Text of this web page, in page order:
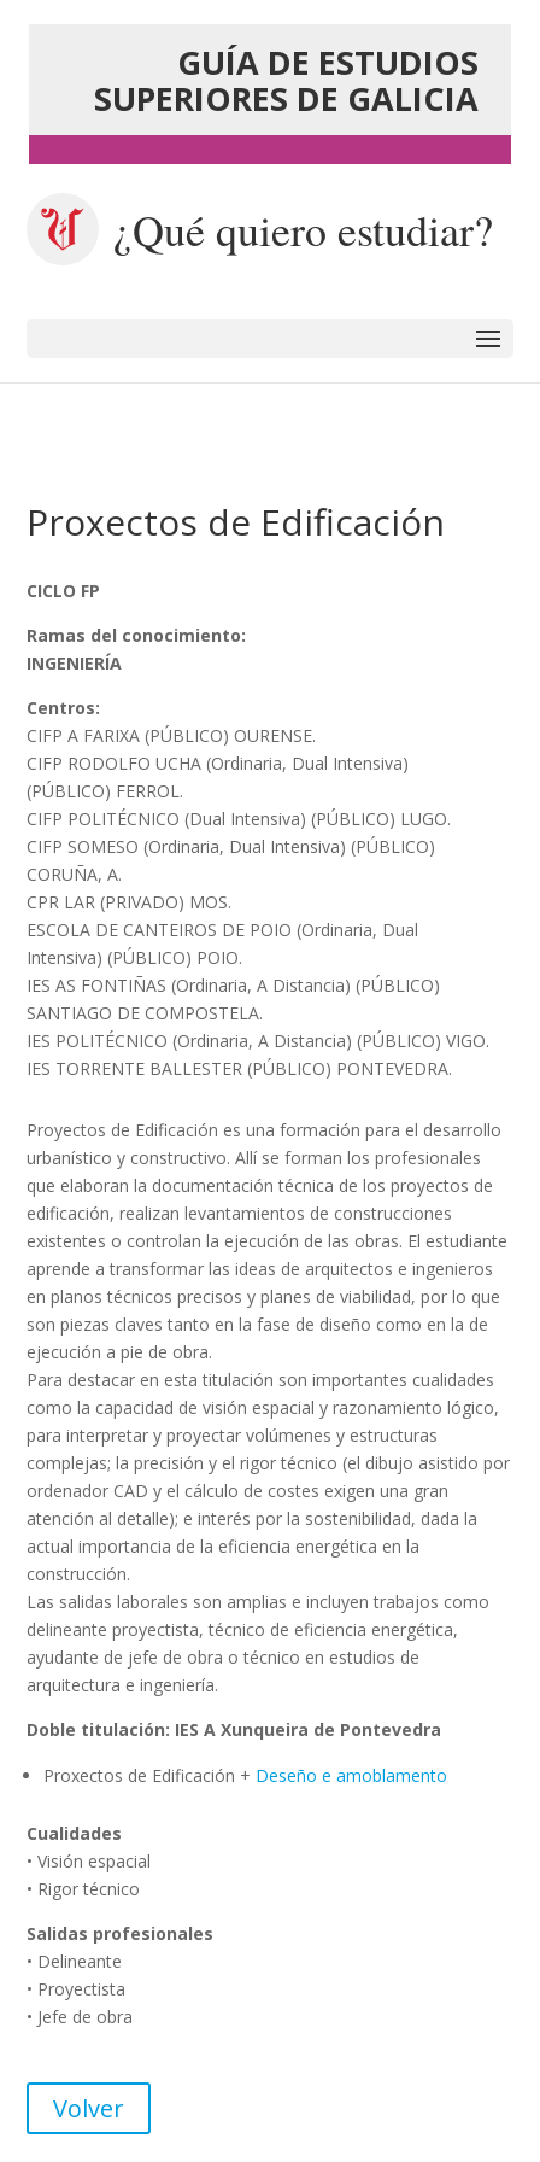
GUÍA DE ESTUDIOS
SUPERIORES DE GALICIA
¿Qué quiero estudiar?
Proxectos de Edificación
CICLO FP
Ramas del conocimiento:
INGENIERÍA
Centros:
CIFP A FARIXA (PÚBLICO) OURENSE.
CIFP RODOLFO UCHA (Ordinaria, Dual Intensiva)
(PÚBLICO) FERROL.
CIFP POLITÉCNICO (Dual Intensiva) (PÚBLICO) LUGO.
CIFP SOMESO (Ordinaria, Dual Intensiva) (PÚBLICO)
CORUÑA, A.
CPR LAR (PRIVADO) MOS.
ESCOLA DE CANTEIROS DE POIO (Ordinaria, Dual
Intensiva) (PÚBLICO) POIO.
IES AS FONTIÑAS (Ordinaria, A Distancia) (PÚBLICO)
SANTIAGO DE COMPOSTELA.
IES POLITÉCNICO (Ordinaria, A Distancia) (PÚBLICO) VIGO.
IES TORRENTE BALLESTER (PÚBLICO) PONTEVEDRA.
Proyectos de Edificación es una formación para el desarrollo
urbanístico y constructivo. Allí se forman los profesionales
que elaboran la documentación técnica de los proyectos de
edificación, realizan levantamientos de construcciones
existentes o controlan la ejecución de las obras. El estudiante
aprende a transformar las ideas de arquitectos e ingenieros
en planos técnicos precisos y planes de viabilidad, por lo que
son piezas claves tanto en la fase de diseño como en la de
ejecución a pie de obra.
Para destacar en esta titulación son importantes cualidades
como la capacidad de visión espacial y razonamiento lógico,
para interpretar y proyectar volúmenes y estructuras
complejas; la precisión y el rigor técnico (el dibujo asistido por
ordenador CAD y el cálculo de costes exigen una gran
atención al detalle); e interés por la sostenibilidad, dada la
actual importancia de la eficiencia energética en la
construcción.
Las salidas laborales son amplias e incluyen trabajos como
delineante proyectista, técnico de eficiencia energética,
ayudante de jefe de obra o técnico en estudios de
arquitectura e ingeniería.
Doble titulación: IES A Xunqueira de Pontevedra
Proxectos de Edificación + Deseño e amoblamento
Cualidades
• Visión espacial
• Rigor técnico
Salidas profesionales
• Delineante
• Proyectista
• Jefe de obra
Volver